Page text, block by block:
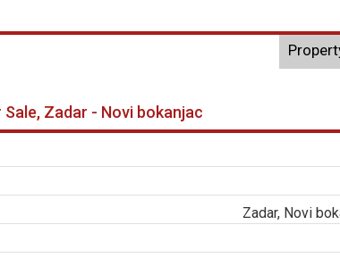
Zadar - Novi bokanjac
Zadar, Novi